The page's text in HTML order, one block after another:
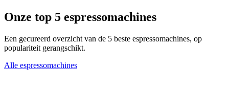
Onze top 5 espressomachines
Een gecureerd overzicht van de 5 beste espressomachines, op
populariteit gerangschikt.
Alle espressomachines